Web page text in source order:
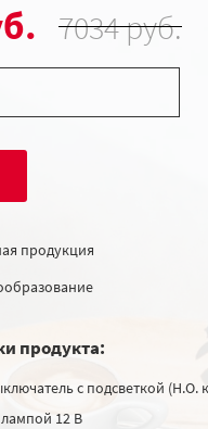
7034 руб.
продукция
продукта:
с подсветкой (Н.О.
12 В